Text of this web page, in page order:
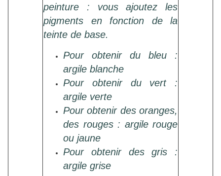
peinture : vous ajoutez les
pigments en fonction de la
teinte de base.
Pour obtenir du bleu :
argile blanche
Pour obtenir du vert :
argile verte
Pour obtenir des oranges,
des rouges : argile rouge
ou jaune
Pour obtenir des gris :
argile grise